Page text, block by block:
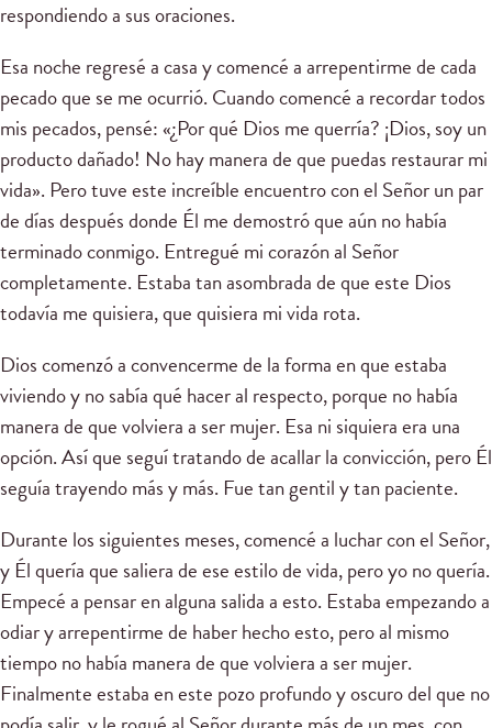
respondiendo a sus oraciones.
Esa noche regresé a casa y comencé a arrepentirme de cada
pecado que se me ocurrió. Cuando comencé a recordar todos
mis pecados, pensé: «¿Por qué Dios me querría? ¡Dios, soy un
producto dañado! No hay manera de que puedas restaurar mi
vida». Pero tuve este increíble encuentro con el Señor un par
de días después donde Él me demostró que aún no había
terminado conmigo. Entregué mi corazón al Señor
completamente. Estaba tan asombrada de que este Dios
todavía me quisiera, que quisiera mi vida rota.
Dios comenzó a convencerme de la forma en que estaba
viviendo y no sabía qué hacer al respecto, porque no había
manera de que volviera a ser mujer. Esa ni siquiera era una
opción. Así que seguí tratando de acallar la convicción, pero Él
seguía trayendo más y más. Fue tan gentil y tan paciente.
Durante los siguientes meses, comencé a luchar con el Señor,
y Él quería que saliera de ese estilo de vida, pero yo no quería.
Empecé a pensar en alguna salida a esto. Estaba empezando a
odiar y arrepentirme de haber hecho esto, pero al mismo
tiempo no había manera de que volviera a ser mujer.
Finalmente estaba en este pozo profundo y oscuro del que no